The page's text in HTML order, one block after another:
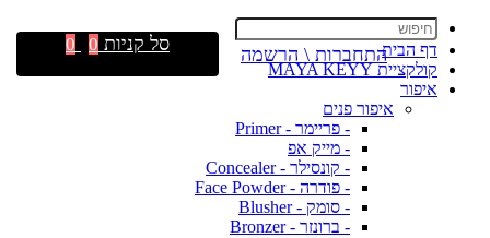
דף הבית
קולקציית MAYA KEYY
איפור
איפור פנים
- פריימר - Primer
- מייק אפ
- קונסילר - Concealer
- פודרה - Face Powder
- סומק - Blusher
- ברונזר - Bronzer
התחברות \ הרשמה סל קניות 0
0